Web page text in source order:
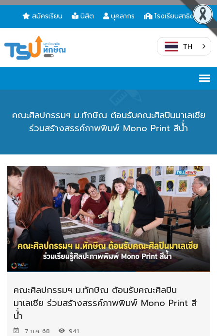
สมัครเรียน นิสิต บุคลากร โรงเรียนสาธิต
TH
คณะศิลปกรรมฯ ม.ทักษิณ ต้อนรับคณะศิลปินมาเลเซีย
ร่วมสร้างสรรค์ภาพพิมพ์ Mono Print สีน้่ำ
คณะศิลปกรรมฯ ม.ทักษิณ ต้อนรับคณะศิลปิน
มาเลเซีย ร่วมสร้างสรรค์ภาพพิมพ์ Mono Print สี
น้่ำ
7 ก.ค. 68 941